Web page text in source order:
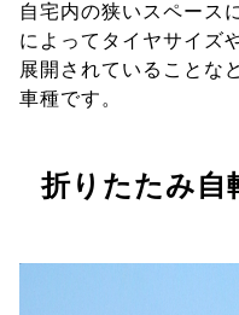
自宅内の狭いスペース
によってタイヤサイズ
展開されていることな
車種です。
折りたたみ自